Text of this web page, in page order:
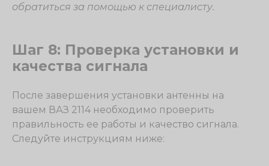
обратиться за помощью к специалисту.
Шаг 8: Проверка установки и
качества сигнала
После завершения установки антенны на
вашем ВАЗ 2114 необходимо проверить
правильность ее работы и качество сигнала.
Следуйте инструкциям ниже: